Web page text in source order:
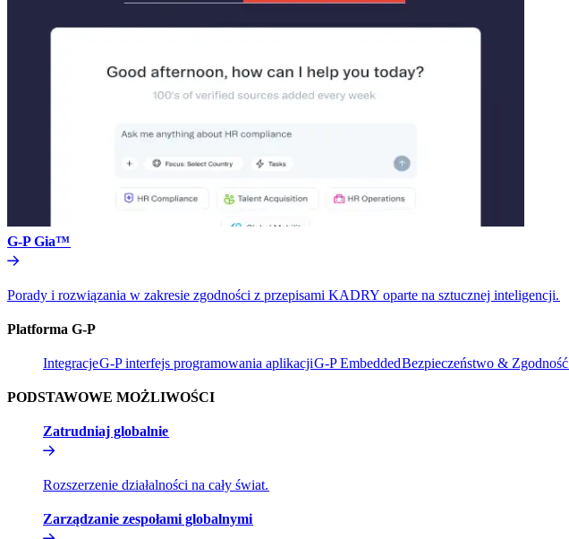
G-P Gia™​​
Porady i rozwiązania w zakresie zgodności z przepisami KADRY oparte na sztucznej inteligencji.​​
Platforma G-P​​
Integracje​​G-P interfejs programowania aplikacji​​G-P Embedded​​Bezpieczeństwo & Zgodność​​
PODSTAWOWE MOŻLIWOŚCI​​
Zatrudniaj globalnie​​
Rozszerzenie działalności na cały świat.​​
Zarządzanie zespołami globalnymi​​